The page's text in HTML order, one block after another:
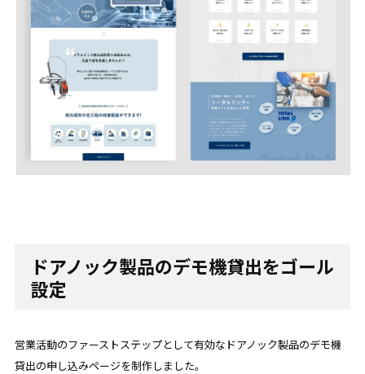
ドアノック製品のデモ機貸出をゴール
設定
営業活動のファーストステップとして有効なドアノック製品のデモ機
貸出の申し込みページを制作しました。